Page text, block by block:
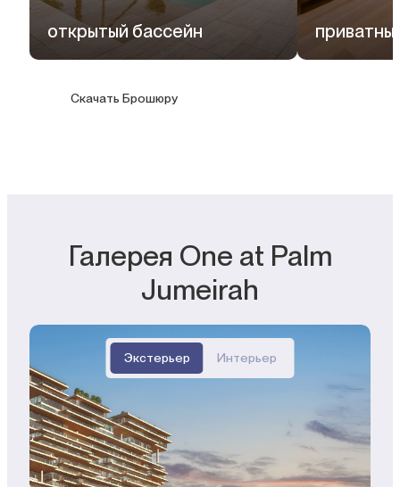
открытый бассейн
Скачать Брошюру
Галерея One at Palm
Jumeirah
Экстерьер Интерьер